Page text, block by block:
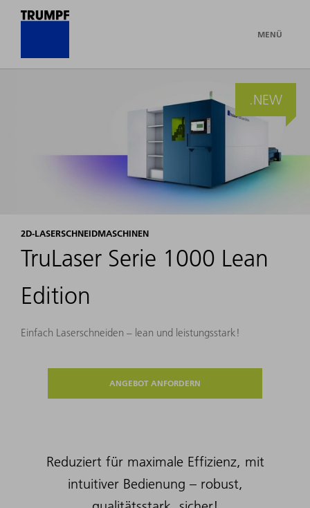
MENÜ
.NEW
2D-LASERSCHNEIDMASCHINEN
TruLaser Serie 1000 Lean
Edition
Einfach Laserschneiden – lean und leistungsstark!
ANGEBOT ANFORDERN
Reduziert für maximale Effizienz, mit
intuitiver Bedienung – robust,